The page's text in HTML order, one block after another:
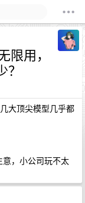
限用，
大顶尖模型几乎都
，小公司玩不太